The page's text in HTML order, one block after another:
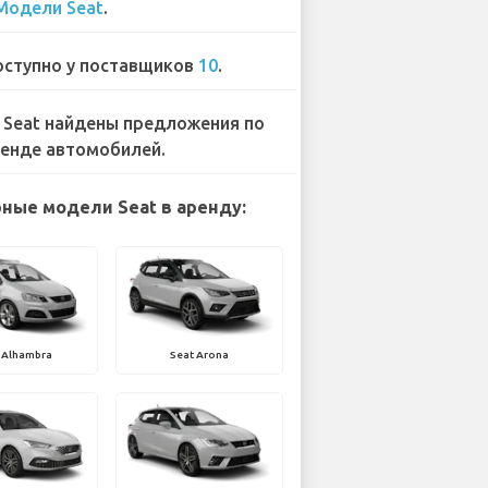
Seat.
у поставщиков 10.
Seat найдены предложения по
автомобилей.
модели Seat в аренду:
Seat Arona